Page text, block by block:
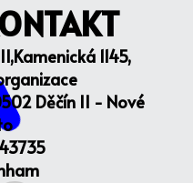
1145,
Děčín II - Nové